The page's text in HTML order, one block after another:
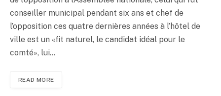
conseiller municipal pendant six ans et chef de
l’opposition ces quatre dernières années à l’hôtel de
ville est un «fit naturel, le candidat idéal pour le
comté», lui…
READ MORE